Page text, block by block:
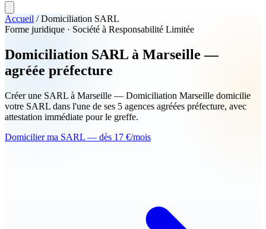
Accueil / Domiciliation SARL
Forme juridique · Société à Responsabilité Limitée
Domiciliation SARL à Marseille —
agréée préfecture
Créer une SARL à Marseille — Domiciliation Marseille domicilie
votre SARL dans l'une de ses 5 agences agréées préfecture, avec
attestation immédiate pour le greffe.
Domicilier ma SARL — dès 17 €/mois